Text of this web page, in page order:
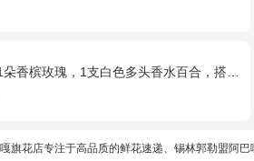
香槟玫瑰，1支白色多头香水百合，搭配桔梗、黄莺。
旗花店专注于高品质的鲜花速递、锡林郭勒盟阿